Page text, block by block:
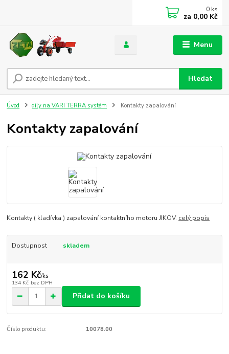
Menu
Hledat
0 ks
za 0,00 Kč
Úvod díly na VARI TERRA systém Kontakty zapalování
Kontakty zapalování
Kontakty ( kladívka ) zapalování kontaktního motoru JIKOV. celý popis
Dostupnost skladem
162 Kč/ks
134 Kč bez DPH
Přidat do košíku
Číslo produktu: 10078.00